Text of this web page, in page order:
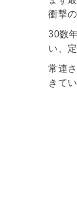
衝撃
30数
い、
常連
きて